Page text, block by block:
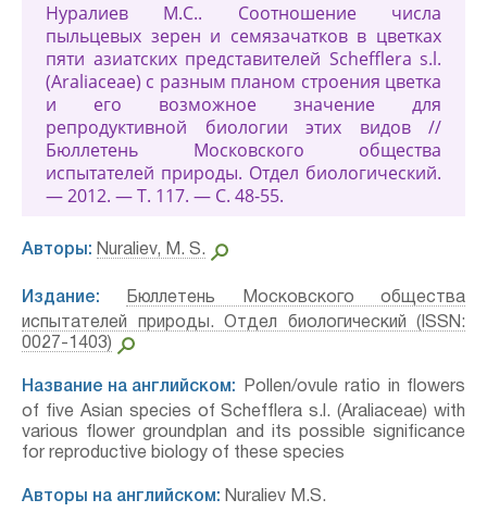
Нуралиев М.С.. Соотношение числа
пыльцевых зерен и семязачатков в цветках
пяти азиатских представителей Schefflera s.l.
(Araliaceae) с разным планом строения цветка
и его возможное значение для
репродуктивной биологии этих видов //
Бюллетень Московского общества
испытателей природы. Отдел биологический.
— 2012. — Т. 117. — С. 48-55.
Авторы: Nuraliev, M. S.
Издание:
Бюллетень Московского общества
испытателей природы. Отдел биологический (ISSN:
0027-1403)
Название на английском: Pollen/ovule ratio in flowers
of five Asian species of Schefflera s.l. (Araliaceae) with
various flower groundplan and its possible significance
for reproductive biology of these species
Авторы на английском: Nuraliev M.S.